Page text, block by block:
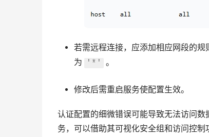
若需远程连接，应添加相应网段的规
为
'*' 。
修改后需重启服务使配置生效。
认证配置的细微错误可能导致无法访问
务，可以借助其可视化安全组和访问控